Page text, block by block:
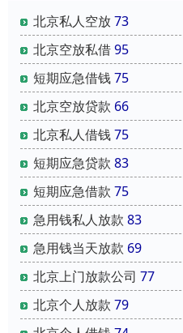
北京私人空放73
北京空放私借95
短期应急借钱75
北京空放贷款 66
北京私人借钱75
短期应急贷款 83
短期应急借款 75
急用钱私人放款 83
急用钱当天放款 69
北京上门放款公司 77
北京个人放款 79